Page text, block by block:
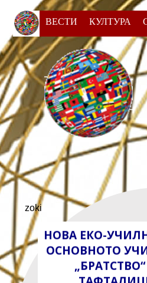
ВЕСТИ КУЛТУРА
zoki
СЕ ВРШИ УПИС
УЧЕНИЦИ
НАСТАВА
МАКЕДОНСКИ
НОВАТА
𝟐𝟎𝟐𝟏/𝟐𝟎𝟐𝟐
МИНХЕН!